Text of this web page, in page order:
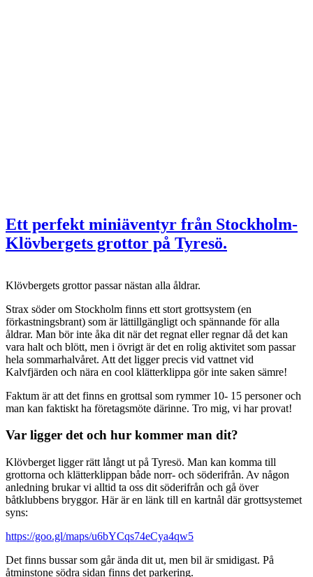
Ett perfekt miniäventyr från Stockholm-
Klövbergets grottor på Tyresö.
Klövbergets grottor passar nästan alla åldrar.
Strax söder om Stockholm finns ett stort grottsystem (en
förkastningsbrant) som är lättillgängligt och spännande för alla
åldrar. Man bör inte åka dit när det regnat eller regnar då det kan
vara halt och blött, men i övrigt är det en rolig aktivitet som passar
hela sommarhalvåret. Att det ligger precis vid vattnet vid
Kalvfjärden och nära en cool klätterklippa gör inte saken sämre!
Faktum är att det finns en grottsal som rymmer 10- 15 personer och
man kan faktiskt ha företagsmöte därinne. Tro mig, vi har provat!
Var ligger det och hur kommer man dit?
Klövberget ligger rätt långt ut på Tyresö. Man kan komma till
grottorna och klätterklippan både norr- och söderifrån. Av någon
anledning brukar vi alltid ta oss dit söderifrån och gå över
båtklubbens bryggor. Här är en länk till en kartnål där grottsystemet
syns:
https://goo.gl/maps/u6bYCqs74eCya4qw5
Det finns bussar som går ända dit ut, men bil är smidigast. På
åtminstone södra sidan finns det parkering.